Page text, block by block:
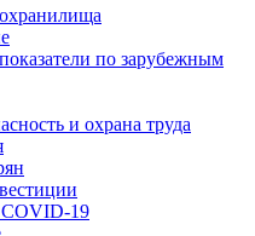
по зарубежным
и охрана труда